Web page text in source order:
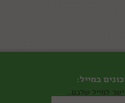
במייל:
למייל שלכם..